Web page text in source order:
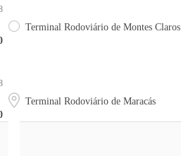
Terminal Rodoviário de Montes Claros
Terminal Rodoviário de Maracás